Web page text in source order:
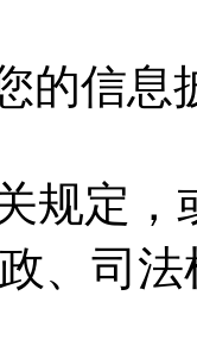
的信
规定
、司